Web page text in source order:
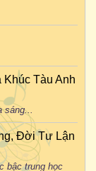
Tàu Anh
sáng...
Đời Tư Lận
bậc trung học